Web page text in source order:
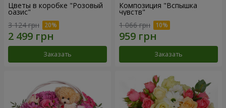
Цветы в коробке "Розовый
оазис"
3 124 грн
Заказать
Композиция "Вспышка
чувств"
1 066 грн
Заказать